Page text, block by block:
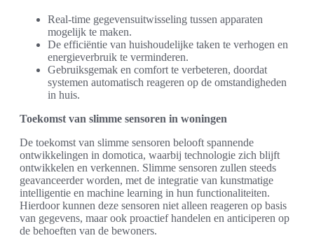
Real-time gegevensuitwisseling tussen apparaten
mogelijk te maken.
De efficiëntie van huishoudelijke taken te verhogen en
energieverbruik te verminderen.
Gebruiksgemak en comfort te verbeteren, doordat
systemen automatisch reageren op de omstandigheden
in huis.
Toekomst van slimme sensoren in woningen
De toekomst van slimme sensoren belooft spannende
ontwikkelingen in domotica, waarbij technologie zich blijft
ontwikkelen en verkennen. Slimme sensoren zullen steeds
geavanceerder worden, met de integratie van kunstmatige
intelligentie en machine learning in hun functionaliteiten.
Hierdoor kunnen deze sensoren niet alleen reageren op basis
van gegevens, maar ook proactief handelen en anticiperen op
de behoeften van de bewoners.